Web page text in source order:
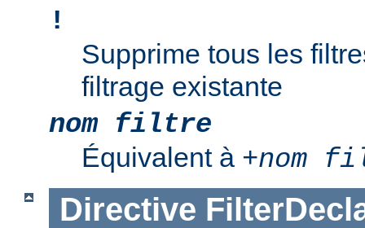
!
Supprime tous les
filtrage existante
nom filtre
Équivalent à +nom
Directive